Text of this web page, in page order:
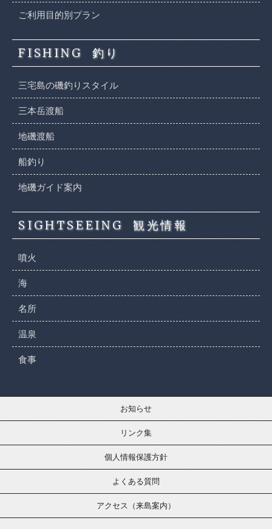
ご利用目的別プラン
FISHING 釣り
三宅島の磯釣りスタイル
三本岳渡船
地磯渡船
船釣り
地磯ガイド案内
SIGHTSEEING 観光情報
噴火
海
名所
温泉
食事
お知らせ
リンク集
個人情報保護方針
よくある質問
アクセス（来島案内）